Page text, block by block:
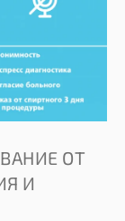
ОТ
И